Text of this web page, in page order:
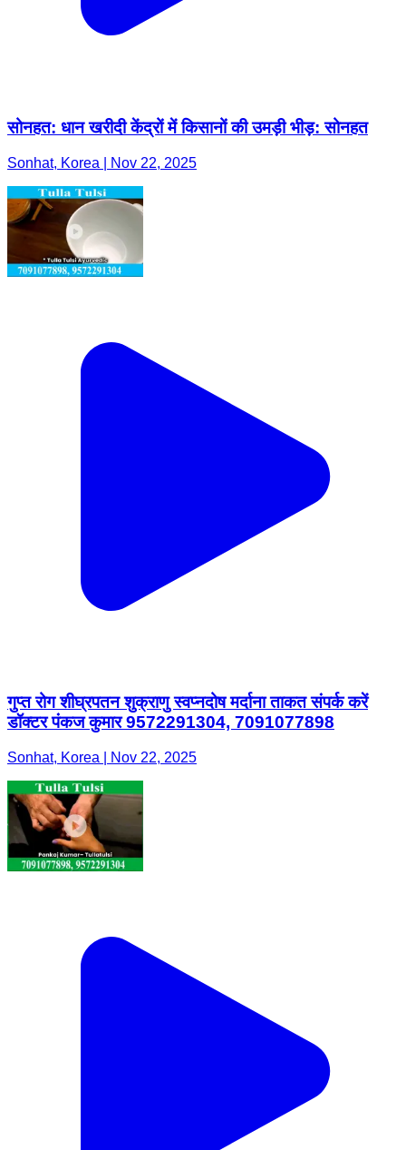
सोनहत: धान खरीदी केंद्रों में किसानों की उमड़ी भीड़: सोनहत
Sonhat, Korea | Nov 22, 2025
गुप्त रोग शीघ्रपतन शुक्राणु स्वप्नदोष मर्दाना ताकत संपर्क करें
डॉक्टर पंकज कुमार 9572291304, 7091077898
Sonhat, Korea | Nov 22, 2025